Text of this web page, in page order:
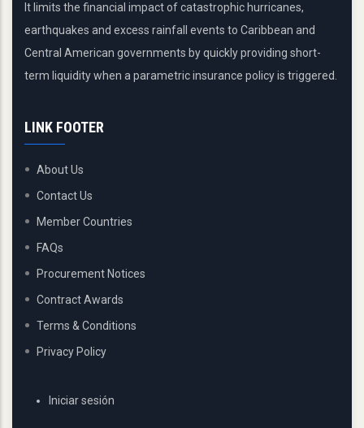
It limits the financial impact of catastrophic hurricanes,
earthquakes and excess rainfall events to Caribbean and
Central American governments by quickly providing short-
term liquidity when a parametric insurance policy is triggered.
LINK FOOTER
About Us
Contact Us
Member Countries
FAQs
Procurement Notices
Contract Awards
Terms & Conditions
Privacy Policy
USERIniciar sesión